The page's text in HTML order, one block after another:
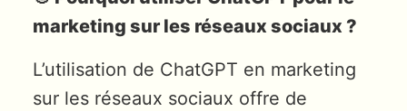
marketing sur les réseaux sociaux ?
L’utilisation de ChatGPT en marketing
sur les réseaux sociaux offre de